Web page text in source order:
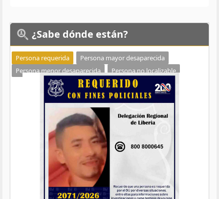
¿Sabe dónde están?
Persona requerida
Persona mayor desaparecida
Persona menor desaparecida
Persona no localizable